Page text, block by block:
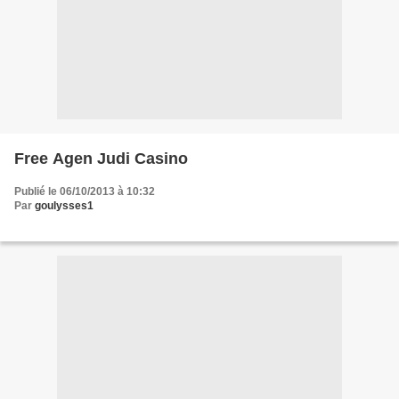
Free Agen Judi Casino
Publié le 06/10/2013 à 10:32
Par goulysses1